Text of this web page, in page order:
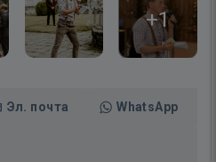
+1
Эл. почта WhatsApp